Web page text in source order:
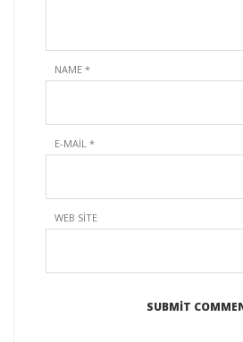
NAME *
E-MAIL *
WEB SITE